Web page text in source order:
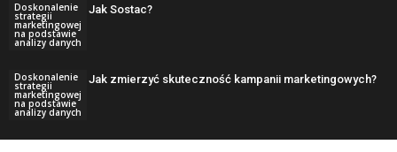
Doskonalenie
strategii
marketingowej
na podstawie
analizy danych
Jak Sostac?
Doskonalenie
strategii
marketingowej
na podstawie
analizy danych
Jak zmierzyć skuteczność kampanii marketingowych?